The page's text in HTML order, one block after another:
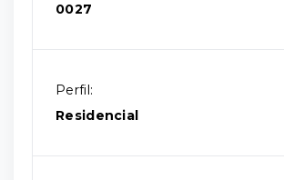
0027
Perfil:
Residencial